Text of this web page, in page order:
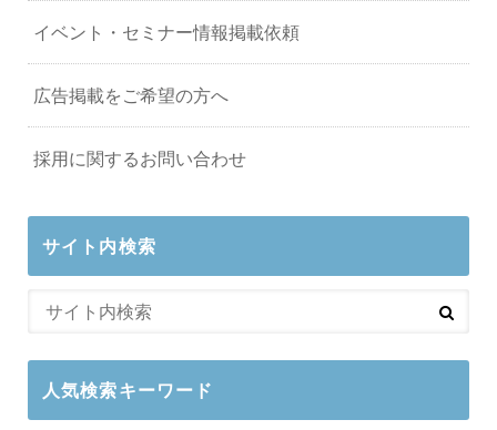
イベント・セミナー情報掲載依頼
広告掲載をご希望の方へ
採用に関するお問い合わせ
サイト内検索
人気検索キーワード